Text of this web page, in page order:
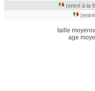
(entré à la
taille
age